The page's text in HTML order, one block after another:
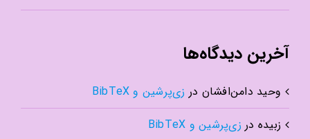
آخرین دیدگاه‌ها
وحید دامن‌افشان در زی‌پرشین و BibTeX
زبیده در زی‌پرشین و BibTeX